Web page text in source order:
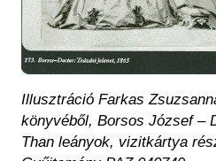
Illusztráció Farkas
könyvéből, Borsos József –
Than leányok, vizitkártya